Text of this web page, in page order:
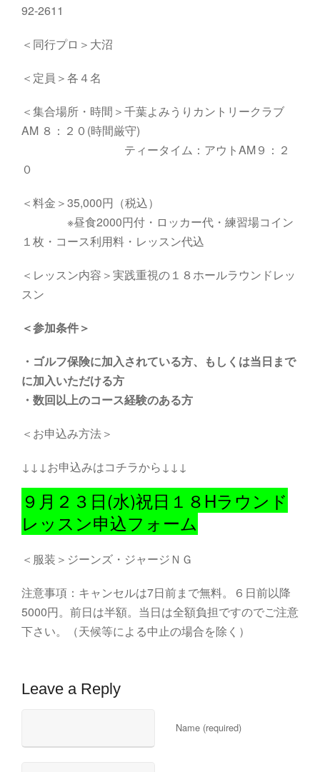
92-2611
＜同行プロ＞大沼
＜定員＞各４名
＜集合場所・時間＞千葉よみうりカントリークラブ
AM ８：２０(時間厳守)
ティータイム：アウトAM９：２
０
＜料金＞35,000円（税込）
※昼食2000円付・ロッカー代・練習場コイン
１枚・コース利用料・レッスン代込
＜レッスン内容＞実践重視の１８ホールラウンドレッ
スン
＜参加条件＞
・ ゴルフ保険に加入されている方、もしくは当日まで
に加入いただける方
・数回以上のコース経験のある方
＜お申込み方法＞
↓↓↓お申込みはコチラから↓↓↓
９月２３日(水)祝日１８Hラウンド
レッスン申込フォーム
＜服装＞ジーンズ・ジャージＮＧ
注意事項：キャンセルは7日前まで無料。６日前以降
5000円。前日は半額。当日は全額負担ですのでご注意
下さい。（天候等による中止の場合を除く）
Leave a Reply
Name (required)